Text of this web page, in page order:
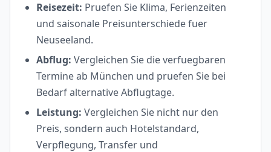
Reisezeit: Pruefen Sie Klima, Ferienzeiten
und saisonale Preisunterschiede fuer
Neuseeland.
Abflug: Vergleichen Sie die verfuegbaren
Termine ab München und pruefen Sie bei
Bedarf alternative Abflugtage.
Leistung: Vergleichen Sie nicht nur den
Preis, sondern auch Hotelstandard,
Verpflegung, Transfer und